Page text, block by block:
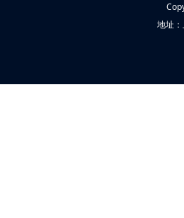
地址